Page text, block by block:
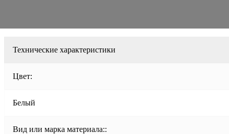
Технические характеристики
Цвет:
Белый
Вид или марка материала::